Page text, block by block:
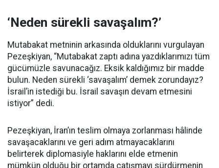
‘Neden sürekli savaşalım?’
Mutabakat metninin arkasında olduklarını vurgulayan
Pezeşkiyan, “Mutabakat zaptı adına yazdıklarımızı tüm
gücümüzle savunacağız. Eksik kaldığımız bir madde
bulun. Neden sürekli ‘savaşalım’ demek zorundayız?
İsrail’in istediği bu. İsrail savaşın devam etmesini
istiyor” dedi.
Pezeşkiyan, İran’ın teslim olmaya zorlanması hâlinde
savaşacaklarını ve geri adım atmayacaklarını
belirterek diplomasiyle haklarını elde etmenin
mümkün olduğu bir ortamda çatışmayı sürdürmenin